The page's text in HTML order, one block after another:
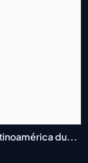
du...